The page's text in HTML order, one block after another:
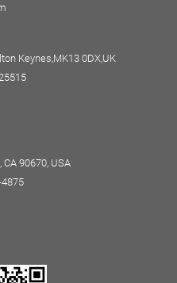
Keynes,MK13 0DX,UK
90670, USA
4875